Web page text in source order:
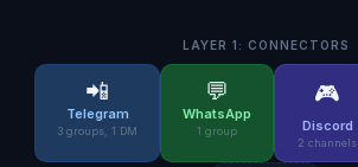
LAYER 1: CONNECTORS
📲
Telegram
3 groups, 1 DM
💬
WhatsApp
1 group
🎮
Discord
2 channels